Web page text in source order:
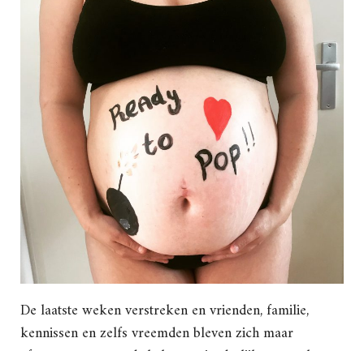
De laatste weken verstreken en vrienden, familie,
kennissen en zelfs vreemden bleven zich maar